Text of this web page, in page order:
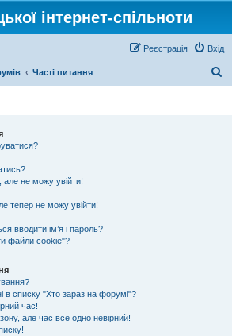
інтернет-спільноти
Вхід
Реєстрація
Часті питання
але не можу увійти!
тепер не можу увійти!
вводити ім’я і пароль?
файли cookie"?
в списку "Хто зараз на форумі"?
час!
але час все одно невірний!